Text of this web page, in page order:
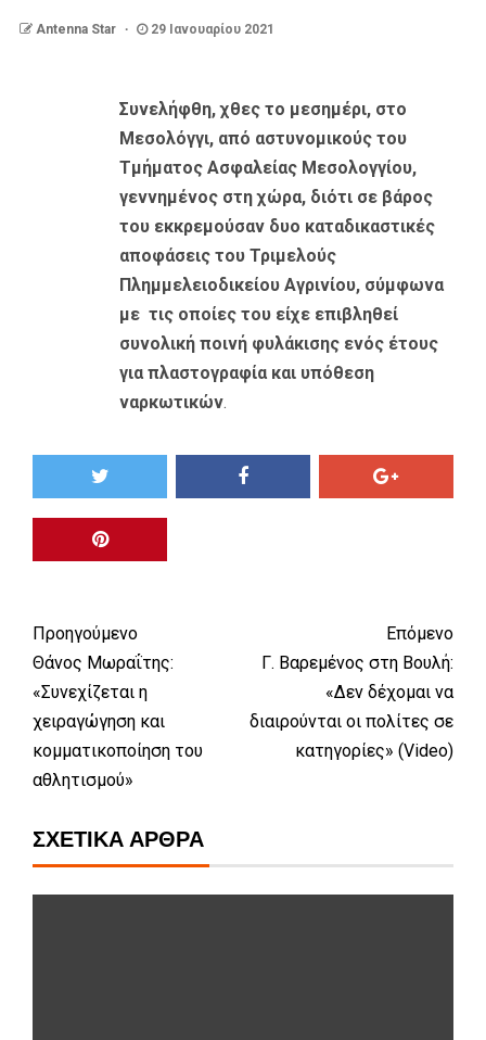
Antenna Star 29 Ιανουαρίου 2021
Συνελήφθη, χθες το μεσημέρι, στο
Μεσολόγγι, από αστυνομικούς του
Τμήματος Ασφαλείας Μεσολογγίου,
γεννημένος στη χώρα, διότι σε βάρος
του εκκρεμούσαν δυο καταδικαστικές
αποφάσεις του Τριμελούς
Πλημμελειοδικείου Αγρινίου, σύμφωνα
με τις οποίες του είχε επιβληθεί
συνολική ποινή φυλάκισης ενός έτους
για πλαστογραφία και υπόθεση
ναρκωτικών.
Προηγούμενο
Θάνος Μωραΐτης:
«Συνεχίζεται η
χειραγώγηση και
κομματικοποίηση του
αθλητισμού»
Επόμενο
Γ. Βαρεμένος στη Βουλή:
«Δεν δέχομαι να
διαιρούνται οι πολίτες σε
κατηγορίες» (Video)
ΣΧΕΤΙΚΆ ΆΡΘΡΑ